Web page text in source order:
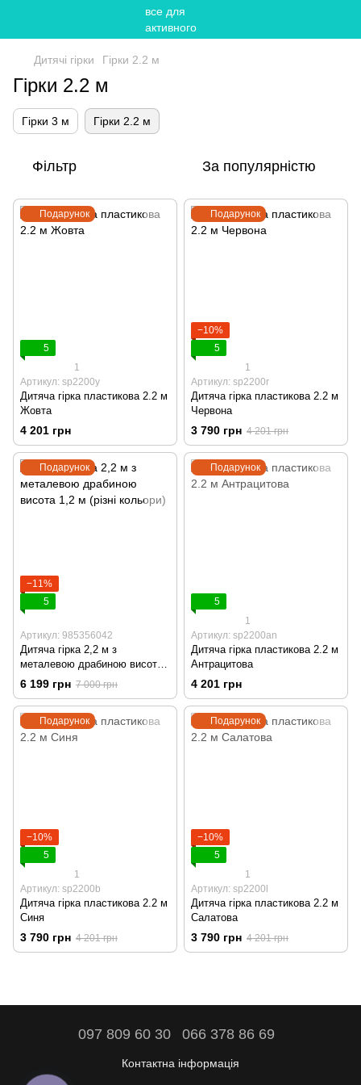
Дитячі гірки Гірки 2.2 м
Гірки 2.2 м
Гірки 3 м Гірки 2.2 м
Фільтр За популярністю
Подарунок
5
1
Артикул: sp2200y
Дитяча гірка пластикова 2.2 м
Жовта
4 201 грн
Подарунок
−10%
5
1
Артикул: sp2200r
Дитяча гірка пластикова 2.2 м
Червона
3 790 грн 4 201 грн
Подарунок
−11%
5
Артикул: 985356042
Дитяча гірка 2,2 м з
металевою драбиною висота
1,2 м (різні кольори)
6 199 грн 7 000 грн
Подарунок
5
1
Артикул: sp2200an
Дитяча гірка пластикова 2.2 м
Антрацитова
4 201 грн
Подарунок
−10%
5
1
Артикул: sp2200b
Дитяча гірка пластикова 2.2 м
Синя
3 790 грн 4 201 грн
Подарунок
−10%
5
1
Артикул: sp2200l
Дитяча гірка пластикова 2.2 м
Салатова
3 790 грн 4 201 грн
097 809 60 30 066 378 86 69
Контактна інформація